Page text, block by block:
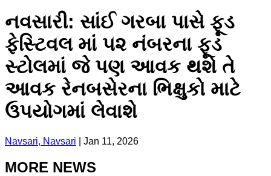
નવસારી: સાંઈ ગરબા પાસે ફૂડ
ફેસ્ટિવલ માં ૫૨ નંબરના ફૂડ
સ્ટોલમાં જે પણ આવક થશે તે
આવક રેનબસેરના ભિક્ષુકો માટે
ઉપયોગમાં લેવાશે
Navsari, Navsari Jan 11, 2026
MORE NEWS